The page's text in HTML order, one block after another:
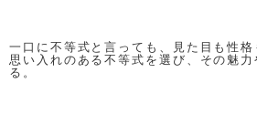
一口に不等式と言っても、見た目も性
思い入れのある不等式を選び、その魅
る。